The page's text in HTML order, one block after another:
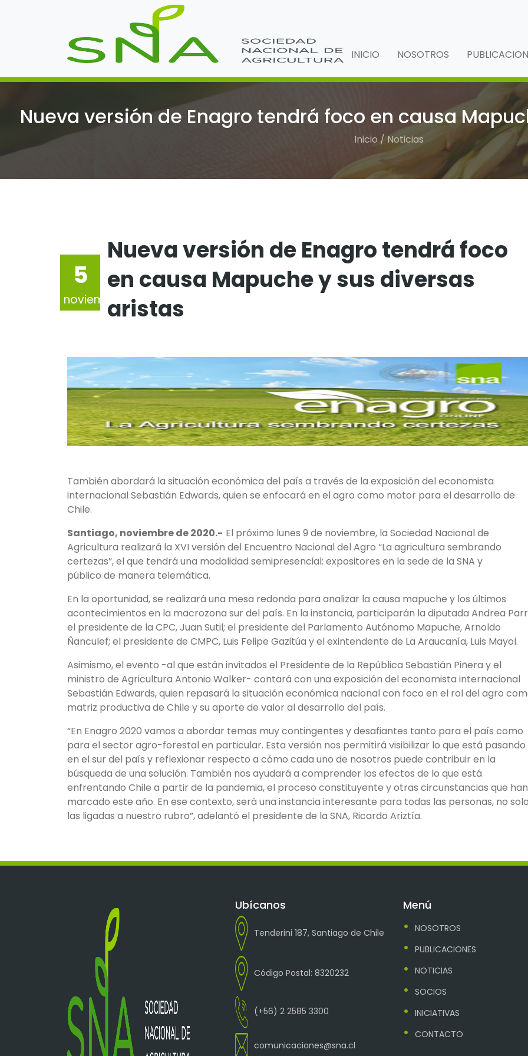
INICIO NOSOTROS
Nueva versión de Enagro tendrá foco en causa
Inicio / Noticias
5
noviembre
Nueva versión de Enagro tendrá foco
en causa Mapuche y sus diversas
aristas
También abordará la situación económica del país a través de la exposición del economista
internacional Sebastián Edwards, quien se enfocará en el agro como motor para el desarrollo de
Chile.
Santiago, noviembre de 2020.- El próximo lunes 9 de noviembre, la Sociedad Nacional de
Agricultura realizará la XVI versión del Encuentro Nacional del Agro “La agricultura sembrando
certezas”, el que tendrá una modalidad semipresencial: expositores en la sede de la SNA y
público de manera telemática.
En la oportunidad, se realizará una mesa redonda para analizar la causa mapuche y los últimos
acontecimientos en la macrozona sur del país. En la instancia, participarán la diputada Andrea
el presidente de la CPC, Juan Sutil; el presidente del Parlamento Autónomo Mapuche, Arnoldo
Ñanculef; el presidente de CMPC, Luis Felipe Gazitúa y el exintendente de La Araucanía, Luis Mayol.
Asimismo, el evento -al que están invitados el Presidente de la República Sebastián Piñera y el
ministro de Agricultura Antonio Walker- contará con una exposición del economista internacional
Sebastián Edwards, quien repasará la situación económica nacional con foco en el rol del agro
matriz productiva de Chile y su aporte de valor al desarrollo del país.
“En Enagro 2020 vamos a abordar temas muy contingentes y desafiantes tanto para el país como
para el sector agro-forestal en particular. Esta versión nos permitirá visibilizar lo que está pasando
en el sur del país y reflexionar respecto a cómo cada uno de nosotros puede contribuir en la
búsqueda de una solución. También nos ayudará a comprender los efectos de lo que está
enfrentando Chile a partir de la pandemia, el proceso constituyente y otras circunstancias que han
marcado este año. En ese contexto, será una instancia interesante para todas las personas, no solo
las ligadas a nuestro rubro”, adelantó el presidente de la SNA, Ricardo Ariztía.
Ubícanos
Tenderini 187, Santiago de Chile
Código Postal: 8320232
(+56) 2 2585 3300
comunicaciones@sna.cl
Menú
NOSOTROS
PUBLICACIONES
NOTICIAS
SOCIOS
INICIATIVAS
CONTACTO